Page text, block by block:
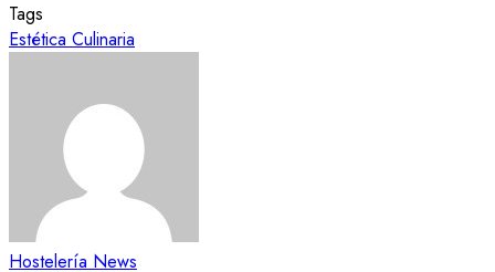
Tags
Estética Culinaria
Hostelería News